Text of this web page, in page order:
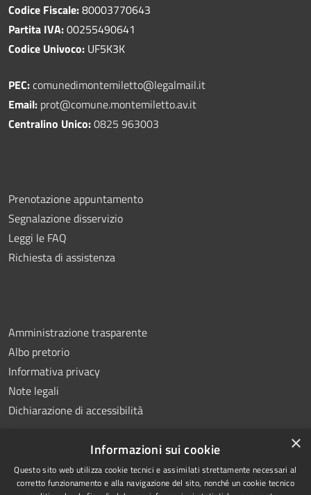
Codice Fiscale:80003770643
Partita IVA:00255490641
Codice Univoco: UF5K3K
PEC:comunedimontemiletto@legalmail.it
Email: prot@comune.montemiletto.av.it
Centralino Unico:0825 963003
Prenotazione appuntamento
Segnalazione disservizio
Leggi le FAQ
Richiesta di assistenza
Amministrazione trasparente
Albo pretorio
Informativa privacy
Note legali
Dichiarazione di accessibilità
RSS
Copyright © 2026 • Comune di
×
Informazioni sui cookie
Questo sito web utilizza cookie tecnici e assimilati strettamente necessari al
corretto funzionamento e alla navigazione del sito, nonché un cookie tecnico